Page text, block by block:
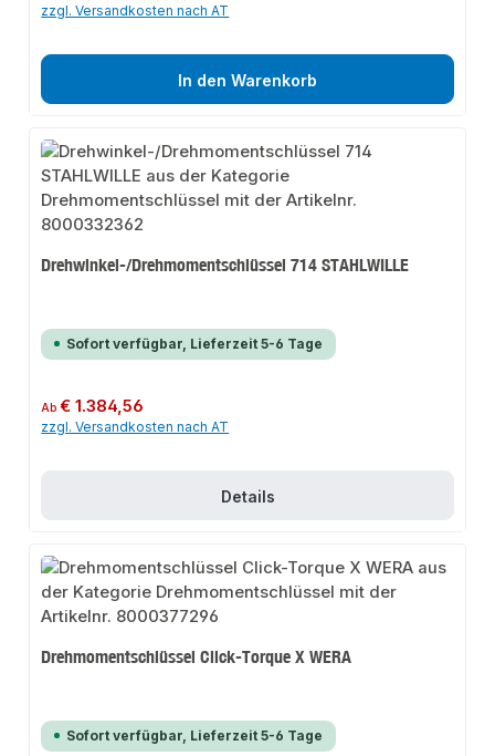
zzgl. Versandkosten nach AT
In den Warenkorb
Drehwinkel-/Drehmomentschlüssel 714 STAHLWILLE
Sofort verfügbar, Lieferzeit 5-6 Tage
Regulärer Preis:
Ab€ 1.384,56
zzgl. Versandkosten nach AT
Details
Drehmomentschlüssel Click-Torque X WERA
Sofort verfügbar, Lieferzeit 5-6 Tage